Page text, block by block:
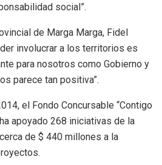
social”.
de Marga Marga, Fidel
involucrar a los territorios es
para nosotros como Gobierno y
parece tan positiva”.
el Fondo Concursable “Contigo
apoyado 268 iniciativas de la
de $ 440 millones a la